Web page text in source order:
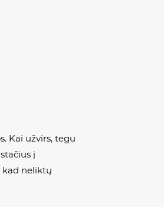
Kai užvirs, tegu
į
kad neliktų